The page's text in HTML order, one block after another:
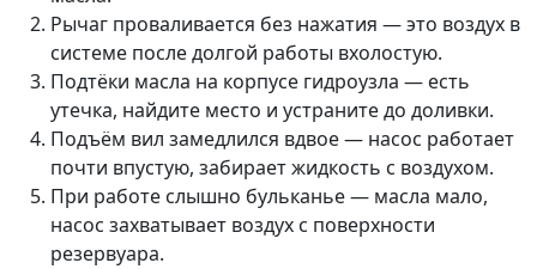
Рычаг проваливается без нажатия — это воздух в
системе после долгой работы вхолостую.
Подтёки масла на корпусе гидроузла — есть
утечка, найдите место и устраните до доливки.
Подъём вил замедлился вдвое — насос работает
почти впустую, забирает жидкость с воздухом.
При работе слышно бульканье — масла мало,
насос захватывает воздух с поверхности
резервуара.